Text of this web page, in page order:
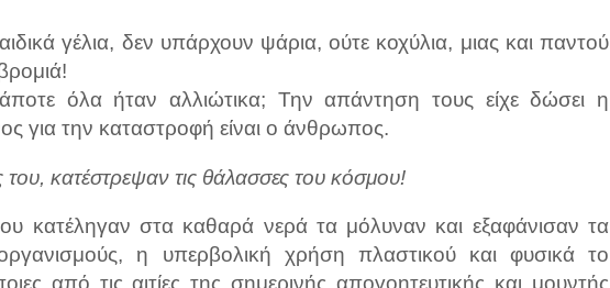
γέλια, δεν υπάρχουν ψάρια, ούτε κοχύλια, μιας και παντού
όλα ήταν αλλιώτικα; Την απάντηση τους είχε δώσει η
για την καταστροφή είναι ο άνθρωπος.
κατέστρεψαν τις θάλασσες του κόσμου!
κατέληγαν στα καθαρά νερά τα μόλυναν και εξαφάνισαν τα
η υπερβολική χρήση πλαστικού και φυσικά το